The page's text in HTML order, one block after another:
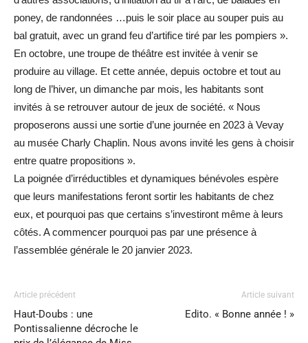
poney, de randonnées …puis le soir place au souper puis au
bal gratuit, avec un grand feu d’artifice tiré par les pompiers ».
En octobre, une troupe de théâtre est invitée à venir se
produire au village. Et cette année, depuis octobre et tout au
long de l’hiver, un dimanche par mois, les habitants sont
invités à se retrouver autour de jeux de société. « Nous
proposerons aussi une sortie d’une journée en 2023 à Vevay
au musée Charly Chaplin. Nous avons invité les gens à choisir
entre quatre propositions ».
La poignée d’irréductibles et dynamiques bénévoles espère
que leurs manifestations feront sortir les habitants de chez
eux, et pourquoi pas que certains s’investiront même à leurs
côtés. A commencer pourquoi pas par une présence à
l’assemblée générale le 20 janvier 2023.
Article précédent
Haut-Doubs : une
Pontissalienne décroche le
Article suivant
Edito. « Bonne année ! »